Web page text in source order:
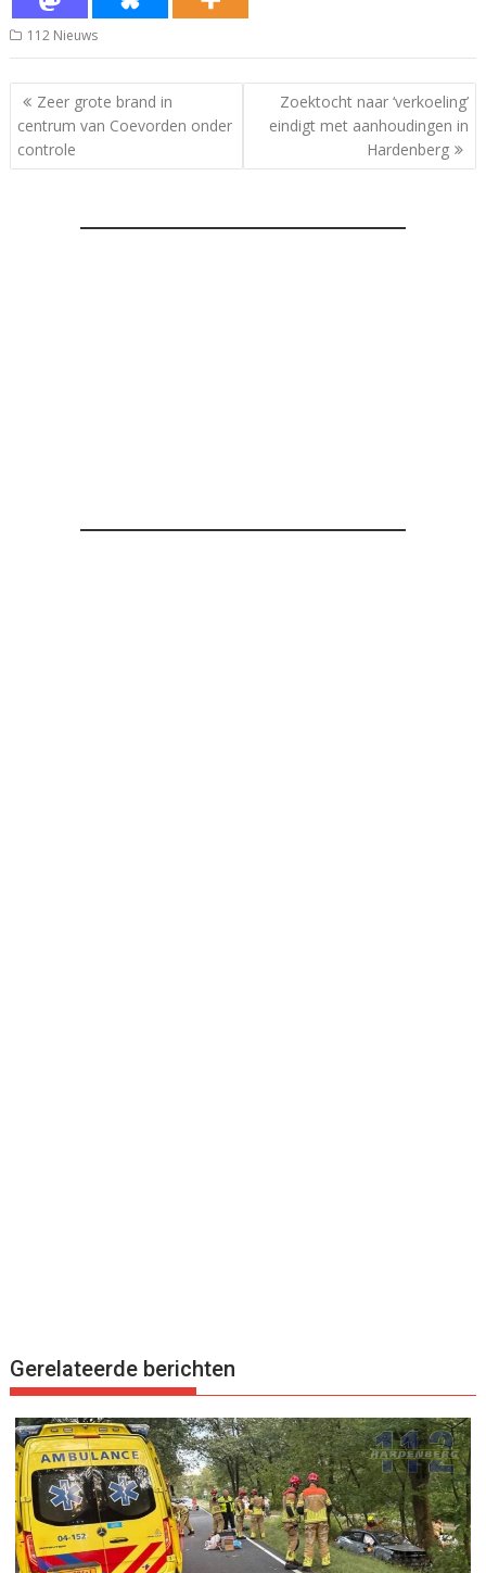
112 Nieuws
Bericht
navigatie
Zeer grote brand in
centrum van Coevorden onder
controle
Zoektocht naar ‘verkoeling’
eindigt met aanhoudingen in
Hardenberg
Gerelateerde berichten